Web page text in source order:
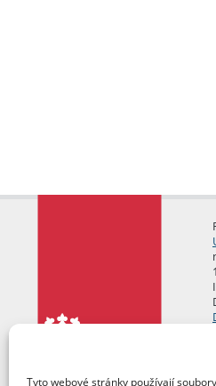
Tyto webové stránky používají